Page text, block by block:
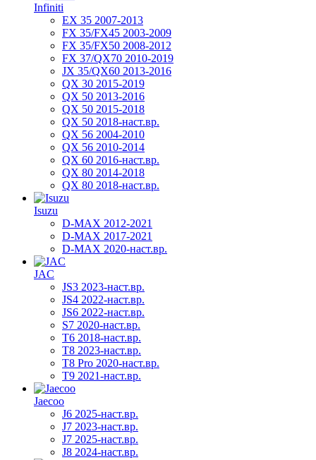
Infiniti
EX 35 2007-2013
FX 35/FX45 2003-2009
FX 35/FX50 2008-2012
FX 37/QX70 2010-2019
JX 35/QX60 2013-2016
QX 30 2015-2019
QX 50 2013-2016
QX 50 2015-2018
QX 50 2018-наст.вр.
QX 56 2004-2010
QX 56 2010-2014
QX 60 2016-наст.вр.
QX 80 2014-2018
QX 80 2018-наст.вр.
Isuzu
D-MAX 2012-2021
D-MAX 2017-2021
D-MAX 2020-наст.вр.
JAC
JS3 2023-наст.вр.
JS4 2022-наст.вр.
JS6 2022-наст.вр.
S7 2020-наст.вр.
T6 2018-наст.вр.
T8 2023-наст.вр.
T8 Pro 2020-наст.вр.
T9 2021-наст.вр.
Jaecoo
J6 2025-наст.вр.
J7 2023-наст.вр.
J7 2025-наст.вр.
J8 2024-наст.вр.